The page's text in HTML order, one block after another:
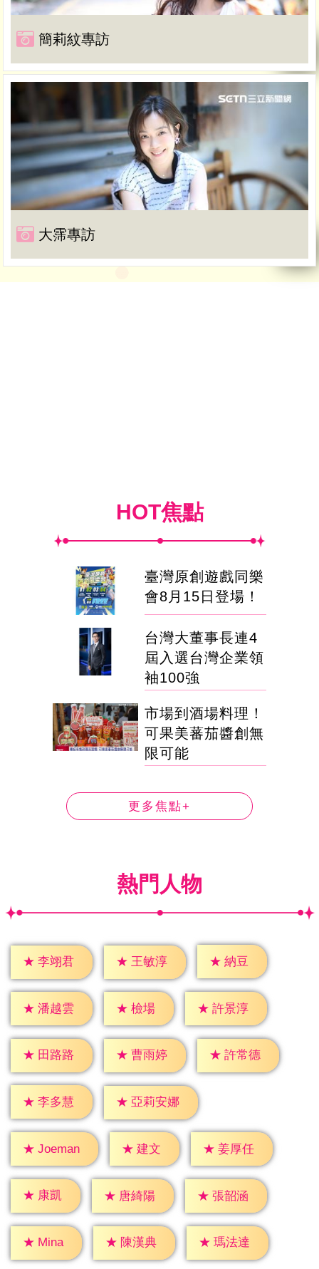
簡莉紋專訪
大霈專訪
HOT焦點
臺灣原創遊戲同樂
會8月15日登場！
台灣大董事長連4
屆入選台灣企業領
袖100強
市場到酒場料理！
可果美蕃茄醬創無
限可能
更多焦點+
熱門人物
★ 李翊君 ★ 王敏淳 ★ 納豆
★ 潘越雲 ★ 檢場 ★ 許景淳
★ 田路路 ★ 曹雨婷 ★ 許常德
★ 李多慧 ★ 亞莉安娜
★ Joeman ★ 建文 ★ 姜厚任
★ 康凱 ★ 唐綺陽 ★ 張韶涵
★ Mina ★ 陳漢典 ★ 瑪法達